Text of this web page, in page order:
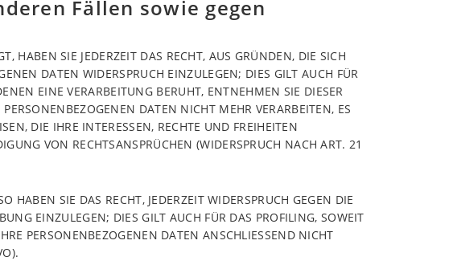
Fällen sowie gegen
HABEN SIE JEDERZEIT DAS RECHT, AUS GRÜNDEN, DIE SICH
DATEN WIDERSPRUCH EINZULEGEN; DIES GILT AUCH FÜR
EINE VERARBEITUNG BERUHT, ENTNEHMEN SIE DIESER
DATEN NICHT MEHR VERARBEITEN, ES
DIE IHRE INTERESSEN, RECHTE UND FREIHEITEN
VON RECHTSANSPRÜCHEN (WIDERSPRUCH NACH ART. 21
HABEN SIE DAS RECHT, JEDERZEIT WIDERSPRUCH GEGEN DIE
EINZULEGEN; DIES GILT AUCH FÜR DAS PROFILING, SOWEIT
PERSONENBEZOGENEN DATEN ANSCHLIESSEND NICHT